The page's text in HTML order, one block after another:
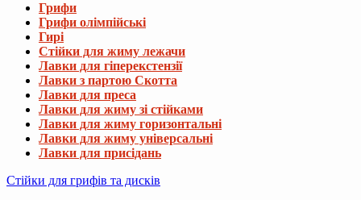
Грифи
Грифи олімпійські
Гирі
Стійки для жиму лежачи
Лавки для гіперекстензії
Лавки з партою Скотта
Лавки для преса
Лавки для жиму зі стійками
Лавки для жиму горизонтальні
Лавки для жиму універсальні
Лавки для присідань
Стійки для грифів та дисків